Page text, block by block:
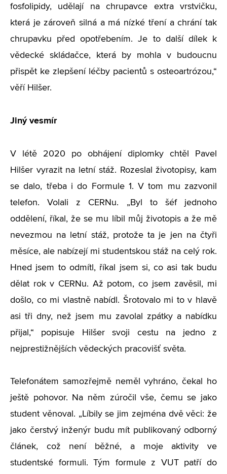
fosfolipidy, udělají na chrupavce extra vrstvičku,
která je zároveň silná a má nízké tření a chrání tak
chrupavku před opotřebením. Je to další dílek k
vědecké skládačce, která by mohla v budoucnu
přispět ke zlepšení léčby pacientů s osteoartrózou,“
věří Hilšer.
Jiný vesmír
V létě 2020 po obhájení diplomky chtěl Pavel
Hilšer vyrazit na letní stáž. Rozeslal životopisy, kam
se dalo, třeba i do Formule 1. V tom mu zazvonil
telefon. Volali z CERNu. „Byl to šéf jednoho
oddělení, říkal, že se mu líbil můj životopis a že mě
nevezmou na letní stáž, protože ta je jen na čtyři
měsíce, ale nabízejí mi studentskou stáž na celý rok.
Hned jsem to odmítl, říkal jsem si, co asi tak budu
dělat rok v CERNu. Až potom, co jsem zavěsil, mi
došlo, co mi vlastně nabídl. Šrotovalo mi to v hlavě
asi tři dny, než jsem mu zavolal zpátky a nabídku
přijal,“ popisuje Hilšer svoji cestu na jedno z
nejprestižnějších vědeckých pracovišť světa.
Telefonátem samozřejmě neměl vyhráno, čekal ho
ještě pohovor. Na něm zúročil vše, čemu se jako
student věnoval. „Líbily se jim zejména dvě věci: že
jako čerstvý inženýr budu mít publikovaný odborný
článek, což není běžné, a moje aktivity ve
studentské formuli. Tým formule z VUT patří do